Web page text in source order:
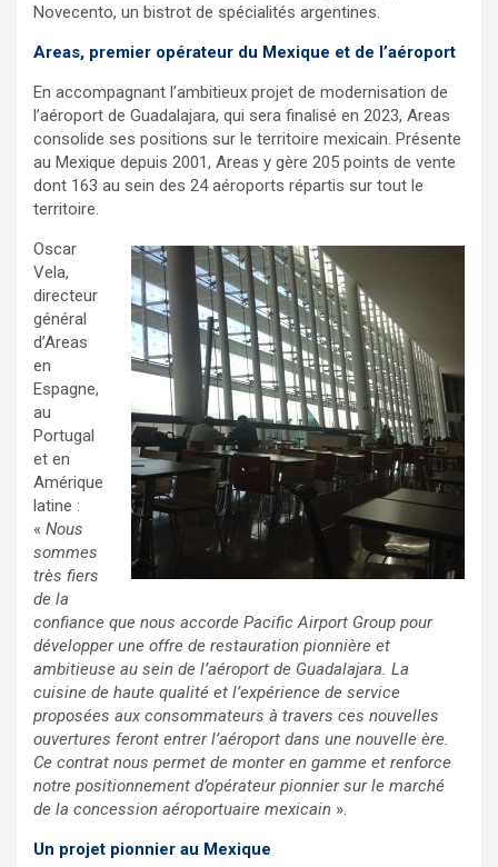
Novecento, un bistrot de spécialités argentines.
Areas, premier opérateur du Mexique et de l’aéroport
En accompagnant l’ambitieux projet de modernisation de
l’aéroport de Guadalajara, qui sera finalisé en 2023, Areas
consolide ses positions sur le territoire mexicain. Présente
au Mexique depuis 2001, Areas y gère 205 points de vente
dont 163 au sein des 24 aéroports répartis sur tout le
territoire.
Oscar
Vela,
directeur
général
d’Areas
en
Espagne,
au
Portugal
et en
Amérique
latine :
« Nous
sommes
très fiers
de la
confiance que nous accorde Pacific Airport Group pour
développer une offre de restauration pionnière et
ambitieuse au sein de l’aéroport de Guadalajara. La
cuisine de haute qualité et l’expérience de service
proposées aux consommateurs à travers ces nouvelles
ouvertures feront entrer l’aéroport dans une nouvelle ère.
Ce contrat nous permet de monter en gamme et renforce
notre positionnement d’opérateur pionnier sur le marché
de la concession aéroportuaire mexicain ».
Un projet pionnier au Mexique